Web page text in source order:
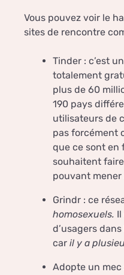
Vous pouvez voir le
sites de rencontre
Tinder : c’est
totalement
plus de 60
190 pays
utilisateurs de
pas forcément
que ce sont en
souhaitent
pouvant mener
Grindr : ce
homosexuels.
d’usagers
car il y a
Adopte un mec